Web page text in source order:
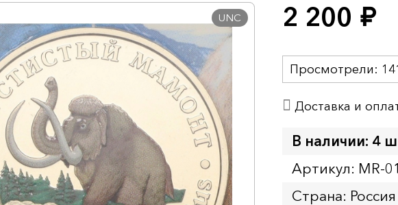
UNC 2 200 руб.
Просмотрели:
Доставка и
В наличии: 4
Артикул: MR-
Страна: Россия